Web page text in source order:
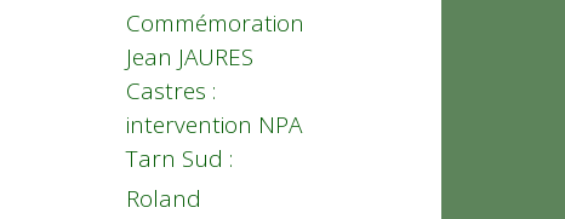
Commémoration
Jean JAURES
Castres :
intervention NPA
Tarn Sud :
Roland